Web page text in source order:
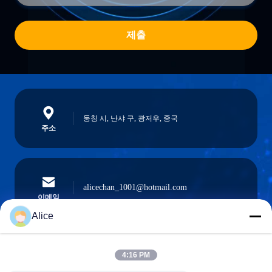
제출
주소
둥칭 시, 난샤 구, 광저우, 중국
이메일
alicechan_1001@hotmail.com
0086-15914233525
Alice
4:16 PM